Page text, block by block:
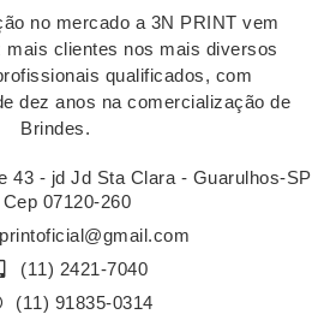
no mercado a 3N PRINT vem
mais clientes nos mais diversos
qualificados, com
dez anos na comercialização de
Brindes.
43 - jd Jd Sta Clara - Guarulhos-SP
Cep 07120-260
(11) 2421-7040
(11) 91835-0314